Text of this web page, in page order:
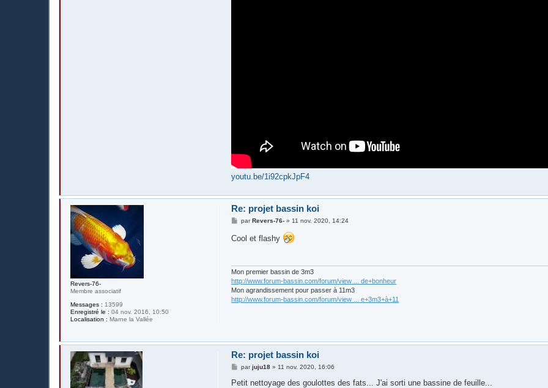
youtu.be/1i92cpkJpF4
Revers-76-
Membre associatif
Messages : 13599
Enregistré le : 04 nov. 2016, 10:50
Localisation : Marne la Vallée
Re: projet bassin koi
M
s
parRevers-76- » 11 nov. 2020, 14:24
Cool et flashy
Mon premier bassin de 3m3
http://www.forum-bassin.com/forum/view ... de+bonheur
Mon agrandissement pour passer à 11m3
http://www.forum-bassin.com/forum/view ... e+3m3+à+11
Re: projet bassin koi
M
s
parjuju18 » 11 nov. 2020, 16:06
Petit nettoyage des goulottes des fats... J'ai sorti une bassine de feuille...